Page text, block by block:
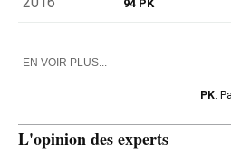
94 PK
EN VOIR PLUS...
PK:
L'opinion des experts